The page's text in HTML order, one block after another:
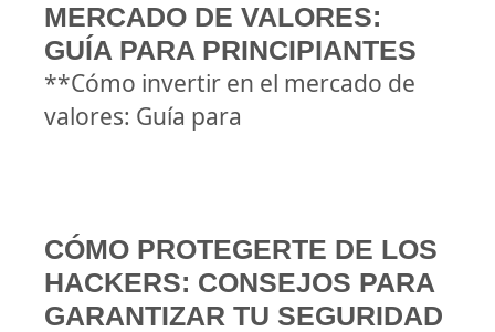
MERCADO DE VALORES:
GUÍA PARA PRINCIPIANTES
**Cómo invertir en el mercado de
valores: Guía para
CÓMO PROTEGERTE DE LOS
HACKERS: CONSEJOS PARA
GARANTIZAR TU SEGURIDAD